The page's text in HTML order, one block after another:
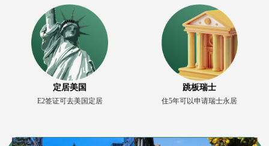
定居美国
E2签证可去美国定居
跳板瑞士
住5年可以申请瑞士永居